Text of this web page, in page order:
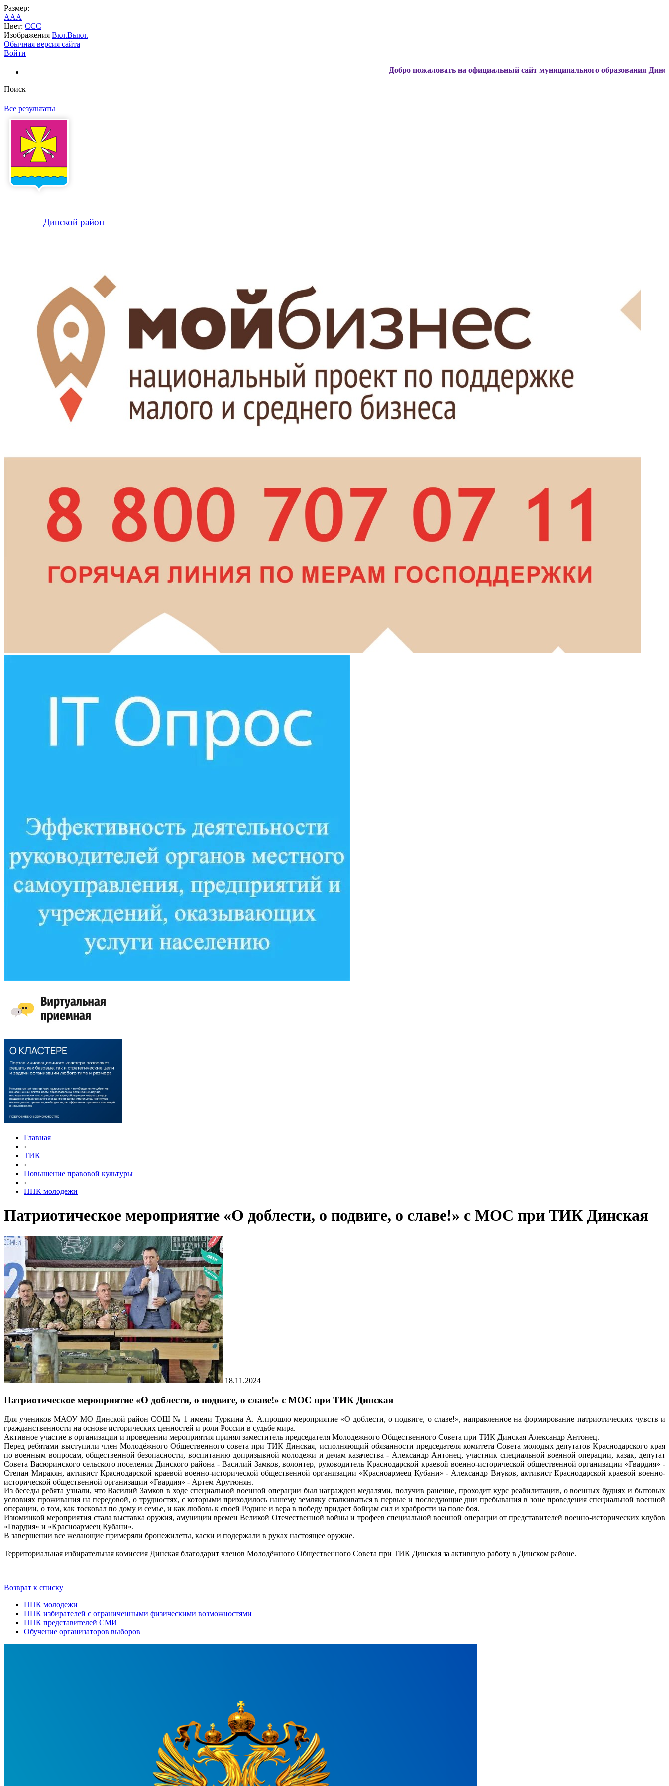
Размер:
AAA
Цвет: CCC
Изображения Вкл.Выкл.
Обычная версия сайта
Войти
Добро пожаловать на официальный сайт муниципального образования Динской район
Поиск
Все результаты
Динской район
Главная
›
ТИК
›
Повышение правовой культуры
›
ППК молодежи
Патриотическое мероприятие «О доблести, о подвиге, о славе!» с МОС при ТИК Динская
18.11.2024
Патриотическое мероприятие «О доблести, о подвиге, о славе!» с МОС при ТИК Динская
Для учеников МАОУ МО Динской район СОШ № 1 имени Туркина А. А.прошло мероприятие «О доблести, о подвиге, о славе!», направленное на формирование патриотических чувств и
гражданственности на основе исторических ценностей и роли России в судьбе мира.
Активное участие в организации и проведении мероприятия принял заместитель председателя Молодежного Общественного Совета при ТИК Динская Александр Антонец.
Перед ребятами выступили член Молодёжного Общественного совета при ТИК Динская, исполняющий обязанности председателя комитета Совета молодых депутатов Краснодарского края
по военным вопросам, общественной безопасности, воспитанию допризывной молодежи и делам казачества - Александр Антонец, участник специальной военной операции, казак, депутат
Совета Васюринского сельского поселения Динского района - Василий Замков, волонтер, руководитель Краснодарской краевой военно-исторической общественной организации «Гвардия» -
Степан Миракян, активист Краснодарской краевой военно-исторической общественной организации «Красноармеец Кубани» - Александр Внуков, активист Краснодарской краевой военно-
исторической общественной организации «Гвардия» - Артем Арутюнян.
Из беседы ребята узнали, что Василий Замков в ходе специальной военной операции был награжден медалями, получив ранение, проходит курс реабилитации, о военных буднях и бытовых
условиях проживания на передовой, о трудностях, с которыми приходилось нашему земляку сталкиваться в первые и последующие дни пребывания в зоне проведения специальной военной
операции, о том, как тосковал по дому и семье, и как любовь к своей Родине и вера в победу придает бойцам сил и храбрости на поле боя.
Изюминкой мероприятия стала выставка оружия, амуниции времен Великой Отечественной войны и трофеев специальной военной операции от представителей военно-исторических клубов
«Гвардия» и «Красноармеец Кубани».
В завершении все желающие примеряли бронежилеты, каски и подержали в руках настоящее оружие.
Территориальная избирательная комиссия Динская благодарит членов Молодёжного Общественного Совета при ТИК Динская за активную работу в Динском районе.
Возврат к списку
ППК молодежи
ППК избирателей с ограниченными физическими возможностями
ППК представителей СМИ
Обучение организаторов выборов